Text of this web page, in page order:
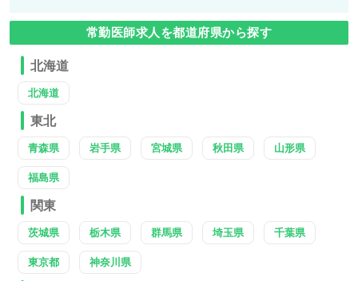
常勤医師求人を都道府県から探す
北海道
北海道
東北
青森県 岩手県 宮城県 秋田県 山形県
福島県
関東
茨城県 栃木県 群馬県 埼玉県 千葉県
東京都 神奈川県